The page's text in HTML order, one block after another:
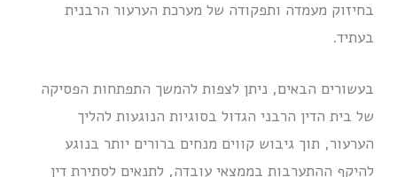
בחיזוק מעמדה ותפקודה של מערכת הערעור הרבנית
בעתיד.
בעשורים הבאים, ניתן לצפות להמשך התפתחות הפסיקה
של בית הדין הרבני הגדול בסוגיות הנוגעות להליך
הערעור, תוך גיבוש קווים מנחים ברורים יותר בנוגע
להיקף ההתערבות בממצאי עובדה, לתנאים לסתירת דין